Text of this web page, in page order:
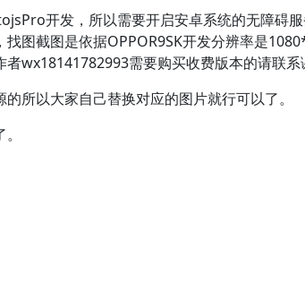
开发，所以需要开启安卓系统的无障碍
图截图是依据OPPOR9SK开发分辨率是
者wx18141782993需要购买收费版本的请联系
所以大家自己替换对应的图片就行可以了。